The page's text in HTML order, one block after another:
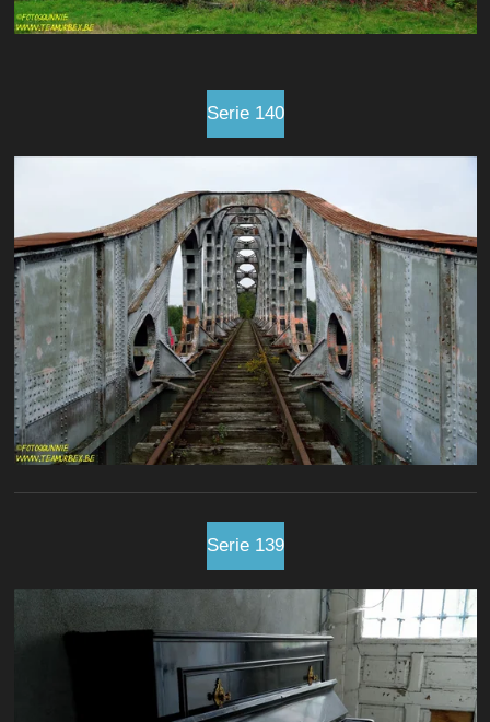
Serie 140
Serie 139